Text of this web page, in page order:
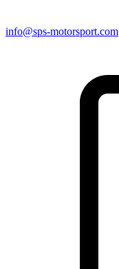
info@sps-motorsport.com